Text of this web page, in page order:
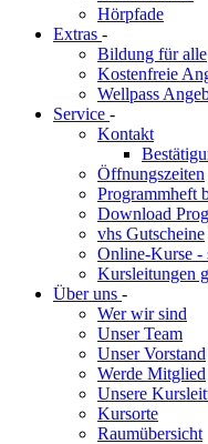
Hörpfade
Extras -
Bildung für alle
Kostenfreie
Wellpass
Service -
Kontakt
Öffnungszeiten
Programmheft
Download
vhs Gutscheine
Online-Kurse -
Kursleitungen
Über uns -
Wer wir sind
Unser Team
Unser Vorstand
Werde Mitglied
Unsere
Kursorte
Raumübersicht